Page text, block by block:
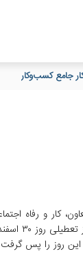
جامع کسب‌وکار
کار و رفاه
رسمی از
روز را پس